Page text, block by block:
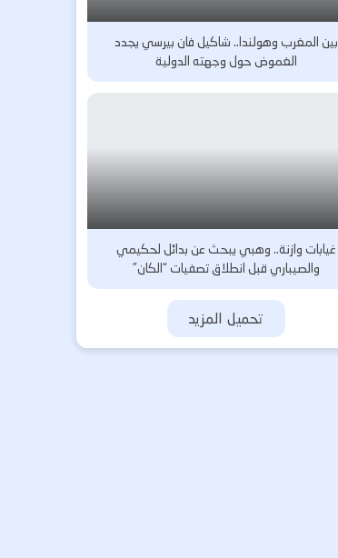
بين المغرب وهولندا.. شاكيل فان بيرسي يجدد
الغموض حول وجهته الدولية
غيابات وازنة.. وهبي يبحث عن بدائل لحكيمي
والصيباري قبل انطلاق تصفيات “الكان”
تحميل المزيد